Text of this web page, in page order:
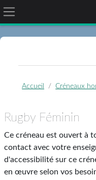
Passer au contenu
Panneau latéral
Accueil Créneaux
Rugby Féminin
Ce créneau est ouvert à
contact avec votre
d'accessibilité sur ce
en œuvre selon vos